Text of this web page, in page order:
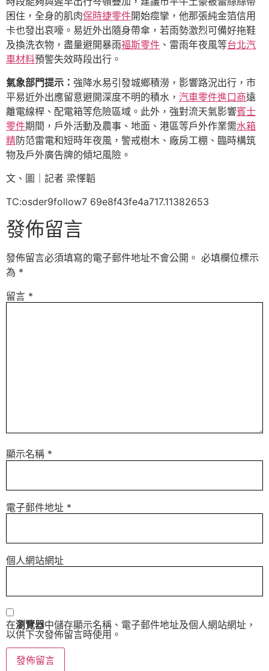
困住，全身的肌肉保時捷零件開始痙攣，他那張純金箔信用
卡也發出哀嚎。易近外出隨身帶傘，若雨勢激烈可備好拖鞋
及換洗衣物，盡量避開暴雨福斯零件 、雷雨年夜風等台北汽
車材料預警失效時段出行。
氣象部門提示： 強降水易引發城鄉積澇，影響路況出行，市
平易近外出應留意避開深度不明的積水， 汽車零件進口商遠
離電線桿、配電箱等危險區域。此外，強對流天氣影響賓士
零件期間，戶外活動及農事、地面、港區等戶外作業需水箱
精防范雷電和短時年夜風，警戒樹木、廠房工棚、臨時構筑
物及戶外廣告牌的傾圮風險。
文、圖｜記者 梁懌韜
TC:osder9follow7 69e8f43fe4a717.11382653
發佈留言
發佈留言必須填寫的電子郵件地址不會公開。 必填欄位標示
為 *
留言 *
顯示名稱 *
電子郵件地址 *
個人網站網址
在瀏覽器中儲存顯示名稱、電子郵件地址及個人網站網址，
以供下次發佈留言時使用。